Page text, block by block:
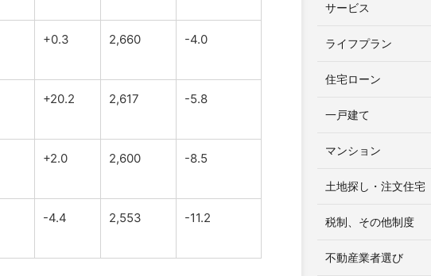
+0.3 2,660 -4.0
+20.2 2,617 -5.8
+2.0 2,600 -8.5
-4.4 2,553 -11.2
サービス
ライフプラン
住宅ローン
一戸建て
マンション
土地探し・注文住宅
税制、その他制度
不動産業者選び